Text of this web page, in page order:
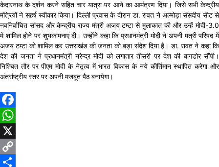
केदारनाथ के दर्शन करने सहित चार यात्रा पर आने का आमंत्रण दिया। जिसे सभी केन्द्रीय
मंत्रियों ने सहर्ष स्वीकार किया। दिल्ली प्रवास के दौरान डा. रावत ने अल्मोड़ा संसदीय सीट से
नवनिर्वाचित सांसद और केन्द्रीय राज्य मंत्री अजय टम्टा से मुलाकात की और उन्हें मोदी-3.0
में शामिल होने पर शुभकामनाएं दी। उन्होंने कहा कि प्रधानमंत्री मोदी ने अपनी मंत्री परिषद में
अजय टम्टा को शामिल कर उत्तराखंड की जनता को बड़ा संदेश दिया है। डा. रावत ने कहा कि
देश की जनता ने प्रधानमंत्री नरेन्द्र मोदी को लगातार तीसरी पर देश की बागडोर सौंपी।
निश्चित तौर पर पीएम मोदी के नेतृत्व में भारत विकास के नये कीर्तिमान स्थापित करेगा और
अंतर्राष्ट्रीय स्तर पर अपनी मजबूत पैठ बनायेगा।
Facebook
WhatsApp
X
Copy